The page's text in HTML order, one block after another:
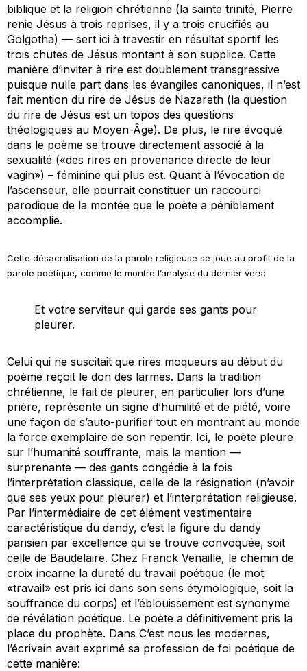
biblique et la religion chrétienne (la sainte trinité, Pierre
renie Jésus à trois reprises, il y a trois crucifiés au
Golgotha) — sert ici à travestir en résultat sportif les
trois chutes de Jésus montant à son supplice. Cette
manière d’inviter à rire est doublement transgressive
puisque nulle part dans les évangiles canoniques, il n’est
fait mention du rire de Jésus de Nazareth (la question
du rire de Jésus est un topos des questions
théologiques au Moyen-Âge). De plus, le rire évoqué
dans le poème se trouve directement associé à la
sexualité («des rires en provenance directe de leur
vagin») – féminine qui plus est. Quant à l’évocation de
l’ascenseur, elle pourrait constituer un raccourci
parodique de la montée que le poète a péniblement
accomplie.
Cette désacralisation de la parole religieuse se joue au profit de la
parole poétique, comme le montre l’analyse du dernier vers:
Et votre serviteur qui garde ses gants pour
pleurer.
Celui qui ne suscitait que rires moqueurs au début du
poème reçoit le don des larmes. Dans la tradition
chrétienne, le fait de pleurer, en particulier lors d’une
prière, représente un signe d’humilité et de piété, voire
une façon de s’auto-purifier tout en montrant au monde
la force exemplaire de son repentir. Ici, le poète pleure
sur l’humanité souffrante, mais la mention —
surprenante — des gants congédie à la fois
l’interprétation classique, celle de la résignation (n’avoir
que ses yeux pour pleurer) et l’interprétation religieuse.
Par l’intermédiaire de cet élément vestimentaire
caractéristique du dandy, c’est la figure du dandy
parisien par excellence qui se trouve convoquée, soit
celle de Baudelaire. Chez Franck Venaille, le chemin de
croix incarne la dureté du travail poétique (le mot
«travail» est pris ici dans son sens étymologique, soit la
souffrance du corps) et l’éblouissement est synonyme
de révélation poétique. Le poète a définitivement pris la
place du prophète. Dans C’est nous les modernes,
l’écrivain avait exprimé sa profession de foi poétique de
cette manière: